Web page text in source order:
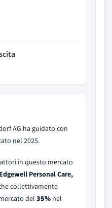
AG ha guidato con
nel 2025.
in questo mercato
Personal Care,
collettivamente
del 35% nel